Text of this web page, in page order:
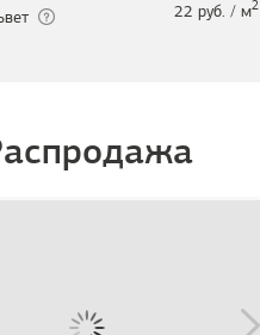
22 руб. / м2